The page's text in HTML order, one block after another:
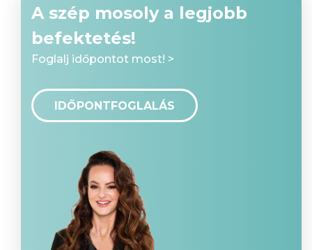
A szép mosoly a legjobb
befektetés!
Foglalj időpontot most! >
IDŐPONTFOGLALÁS